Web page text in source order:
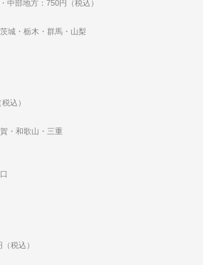
中部地方：750円（税込）
城・栃木・群馬・山梨
込）
・和歌山・三重
税込）